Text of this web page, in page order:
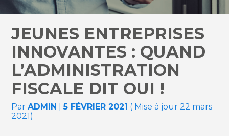
JEUNES ENTREPRISES
INNOVANTES : QUAND
L’ADMINISTRATION
FISCALE DIT OUI !
ParADMIN |5 FÉVRIER 2021 ( Mise à jour 22 mars
2021)